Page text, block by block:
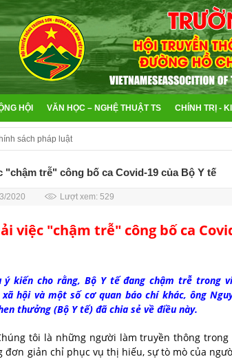
HỘI VĂN HỌC – NGHỆ THUẬT TS CHÍNH TRỊ -
sách pháp luật
"chậm trễ" công bố ca Covid-19 của Bộ Y tế
2020 Lượt xem: 529
việc "chậm trễ" công bố ca
ý kiến cho rằng, Bộ Y tế đang chậm trễ trong
hội và một số cơ quan báo chí khác, ông
thưởng (Bộ Y tế) đã chia sẻ về điều này.
tôi là những người làm truyền thông
đơn giản chỉ phục vụ thị hiếu, sự tò mò của